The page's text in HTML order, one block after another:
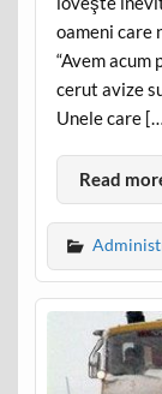
oameni care
“Avem acum
cerut avize
Unele care
Read